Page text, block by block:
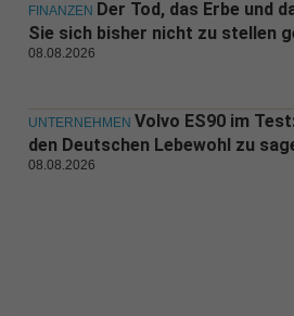
FINANZEN Der Tod, das Erbe und
Sie sich bisher nicht zu stellen
08.08.2026
UNTERNEHMEN Volvo ES90 im
den Deutschen Lebewohl zu
08.08.2026